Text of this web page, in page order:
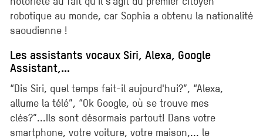
robotique au monde, car Sophia a obtenu la nationalité
saoudienne !
Les assistants vocaux Siri, Alexa, Google
Assistant,...
“Dis Siri, quel temps fait-il aujourd'hui?”, “Alexa,
allume la télé”, “Ok Google, où se trouve mes
clés?”...Ils sont désormais partout! Dans votre
smartphone, votre voiture, votre maison,... le